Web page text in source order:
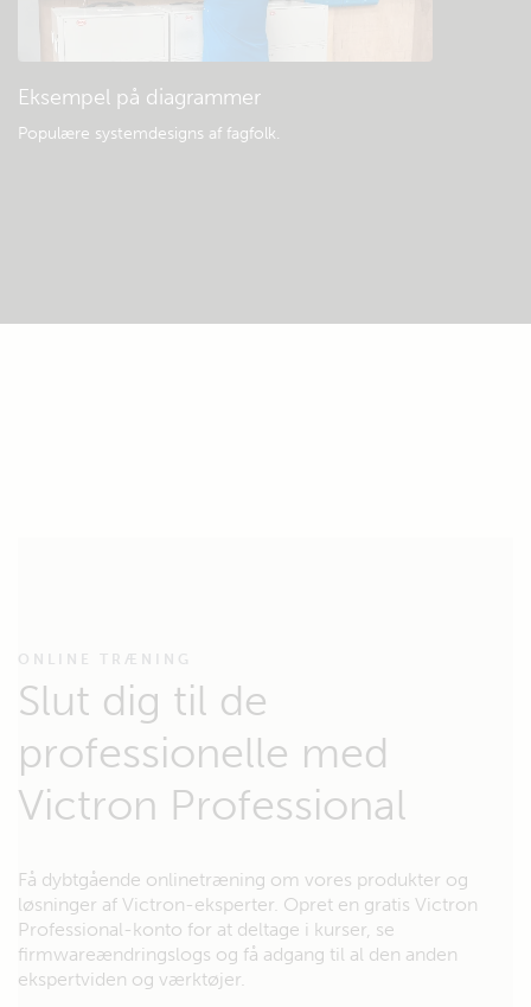
Eksempel på diagrammer
Populære systemdesigns af fagfolk.
ONLINE TRÆNING
Slut dig til de
professionelle med
Victron Professional
Få dybtgående onlinetræning om vores produkter og
løsninger af Victron-eksperter. Opret en gratis Victron
Professional-konto for at deltage i kurser, se
firmwareændringslogs og få adgang til al den anden
ekspertviden og værktøjer.